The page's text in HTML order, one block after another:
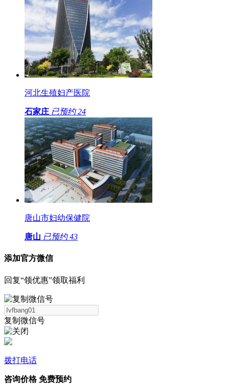
河北生殖妇产医院
石家庄 已预约 24
唐山市妇幼保健院
唐山 已预约 43
添加官方微信
回复“领优惠”领取福利
复制微信号
拨打电话
咨询价格 免费预约